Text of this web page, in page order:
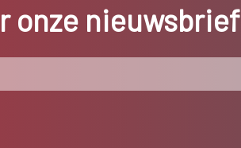
onze nieuwsbrief